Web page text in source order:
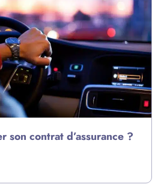
son contrat d’assurance ?